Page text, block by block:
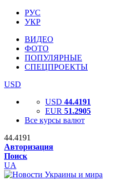
РУС
УКР
ВИДЕО
ФОТО
ПОПУЛЯРНЫЕ
СПЕЦПРОЕКТЫ
USD
USD 44.4191
EUR 51.2905
Все курсы валют
44.4191
Авторизация
Поиск
UA